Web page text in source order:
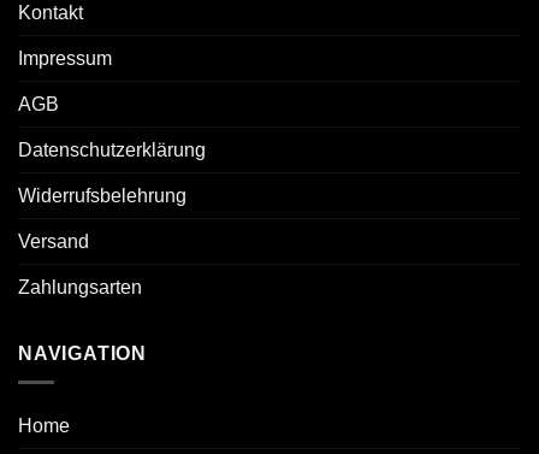
Kontakt
Impressum
AGB
Datenschutzerklärung
Widerrufsbelehrung
Versand
Zahlungsarten
NAVIGATION
Home